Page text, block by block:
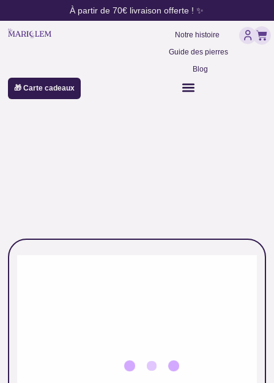
au
contenu
À partir de 70€ livraison offerte ! ✨
Notre histoire
Guide des pierres
Blog
🎁 Carte cadeaux